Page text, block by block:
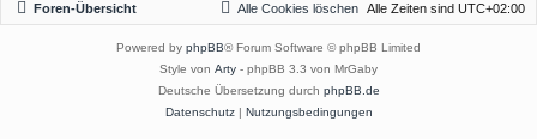
Foren-Übersicht Alle Zeiten sind UTC+02:00
Alle Cookies löschen
Powered by phpBB® Forum Software © phpBB Limited
Style von Arty - phpBB 3.3 von MrGaby
Deutsche Übersetzung durch phpBB.de
Datenschutz| Nutzungsbedingungen